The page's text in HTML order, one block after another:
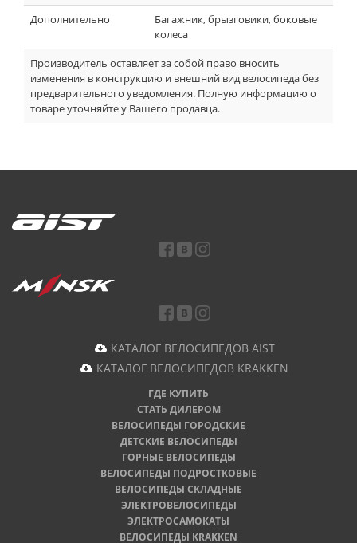
Дополнительно
Багажник, брызговики, боковые
колеса
Производитель оставляет за собой право вносить
изменения в конструкцию и внешний вид велосипеда без
предварительного уведомления. Полную информацию о
товаре уточняйте у Вашего продавца.
КАТАЛОГ ВЕЛОСИПЕДОВ AIST
КАТАЛОГ ВЕЛОСИПЕДОВ KRAKKEN
ГДЕ КУПИТЬ
СТАТЬ ДИЛЕРОМ
ВЕЛОСИПЕДЫ ГОРОДСКИЕ
ДЕТСКИЕ ВЕЛОСИПЕДЫ
ГОРНЫЕ ВЕЛОСИПЕДЫ
ВЕЛОСИПЕДЫ ПОДРОСТКОВЫЕ
ВЕЛОСИПЕДЫ СКЛАДНЫЕ
ЭЛЕКТРОВЕЛОСИПЕДЫ
ЭЛЕКТРОСАМОКАТЫ
ВЕЛОСИПЕДЫ KRAKKEN